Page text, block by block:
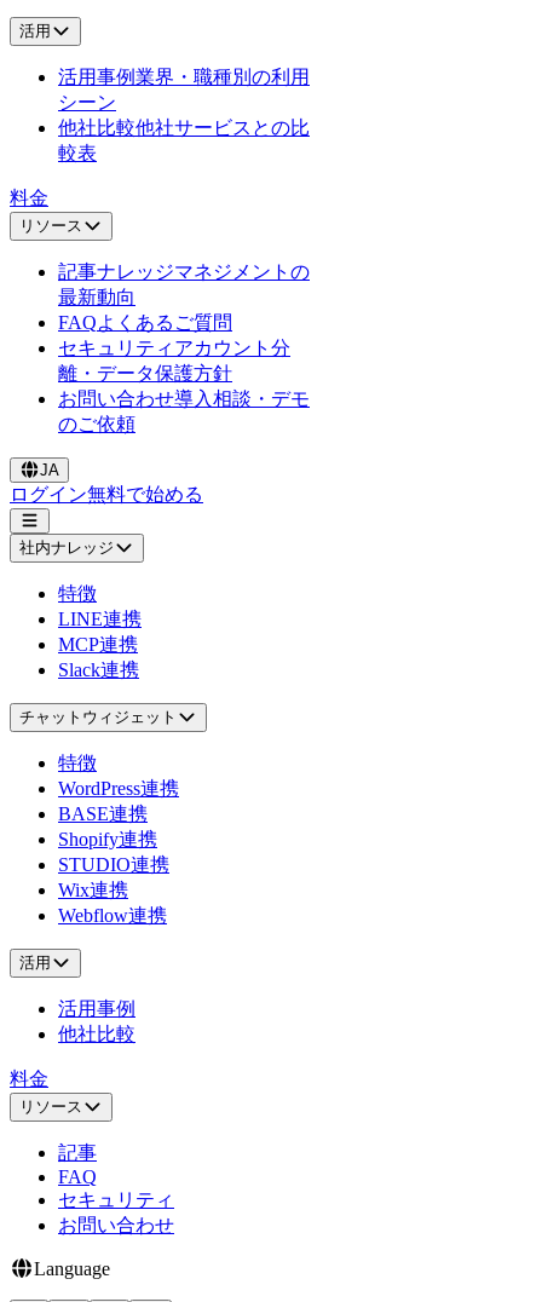
活用
活用事例業界・職種別の利用
シーン
他社比較他社サービスとの比
較表
料金
リソース
記事ナレッジマネジメントの
最新動向
FAQよくあるご質問
セキュリティ アカウント分
離・データ保護方針
お問い合わせ導入相談・デモ
のご依頼
JA
ログイン無料で始める
社内ナレッジ
特徴
LINE連携
MCP連携
Slack連携
チャットウィジェット
特徴
WordPress連携
BASE連携
Shopify連携
STUDIO連携
Wix連携
Webflow連携
活用
活用事例
他社比較
料金
リソース
記事
FAQ
セキュリティ
お問い合わせ
Language